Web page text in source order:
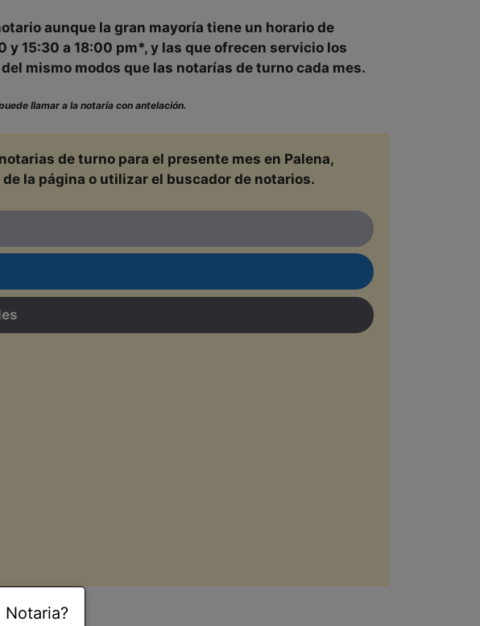
aunque la gran mayoría tiene un horario de
y 15:30 a 18:00 pm*, y las que ofrecen servicio los
mismo modos que las notarías de turno cada mes.
llamar a la notaría con antelación.
de turno para el presente mes en Palena,
la página o utilizar el buscador de notarios.